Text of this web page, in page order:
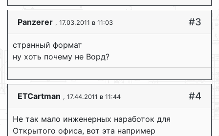
Panzerer , 17.03.2011 в 11:03 #3
странный формат
ну хоть почему не Ворд?
ETCartman , 17.44.2011 в 11:44 #4
Не так мало инженерных наработок для
Открытого офиса, вот эта например